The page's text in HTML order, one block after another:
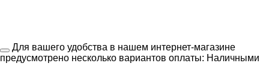
Для вашего удобства в нашем интернет-магазине
предусмотрено несколько вариантов оплаты: Наличными